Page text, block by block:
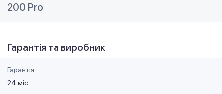
200 Pro
Гарантія та виробник
Гарантія
24 міс